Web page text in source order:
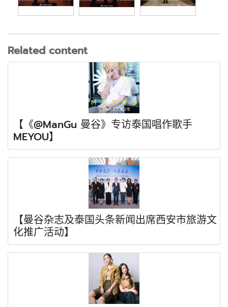
Related content
【《@ManGu 曼谷》专访泰国唱作歌手
MEYOU】
【曼谷杂志及泰国头条新闻出席西安市旅游文
化推广活动】